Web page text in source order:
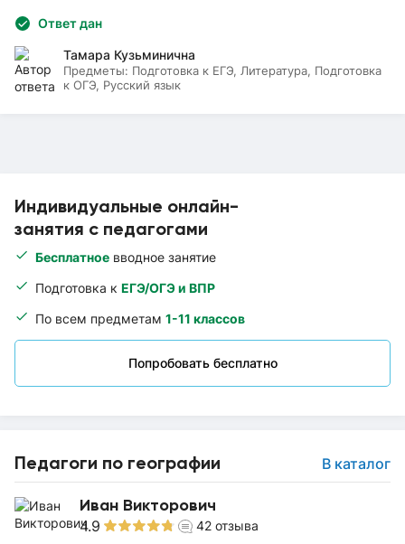
Индивидуальные онлайн-
занятия с педагогами
Бесплатное вводное занятие
Подготовка к ЕГЭ/ОГЭ и ВПР
По всем предметам 1-11 классов
Попробовать бесплатно
Педагоги по географии В каталог
Иван Викторович
4.9 42 отзыва
Ответ дан
Тамара Кузьминична
Предметы: Подготовка к ЕГЭ, Литература, Подготовка
к ОГЭ, Русский язык